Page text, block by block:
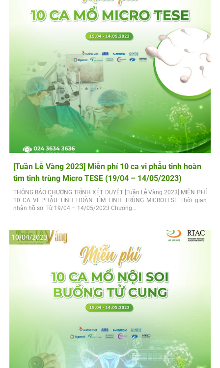
[Tuần Lễ Vàng 2023] Miễn phí 10 ca vi phẫu tinh hoàn
tìm tinh trùng Micro TESE (19/04 – 14/05/2023)
THÔNG BÁO CHƯƠNG TRÌNH XÉT DUYỆT [Tuần Lễ Vàng 2023] MIỄN PHÍ
10 CA VI PHẪU TINH HOÀN TÌM TINH TRÙNG MICROTESE Thời gian
nhận hồ sơ: Từ 19/04 – 14/05/2023 Chương...
10/04/2023